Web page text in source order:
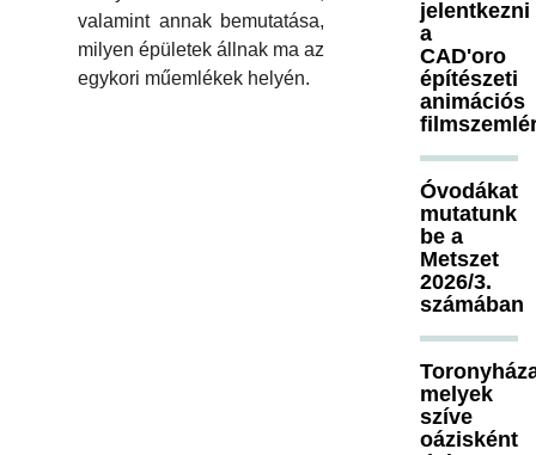
valamint annak bemutatása,
milyen épületek állnak ma az
egykori műemlékek helyén.
jelentkezni
a
CAD'oro
építészeti
animációs
Óvodákat
mutatunk
be a
Metszet
2026/3.
számában
melyek
szíve
oázisként